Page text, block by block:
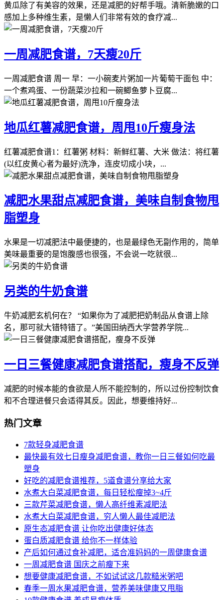
黄瓜除了有美容的效果，还是减肥的好帮手哦。清新脆嫩的口
感加上多种维生素，是懒人们非常有效的食疗减...
一周减肥食谱，7天瘦20斤
一周减肥食谱 周一 早：一小碗麦片粥加一片葡萄干面包 中：
一个煮鸡蛋、一份蔬菜沙拉和一碗鲫鱼萝卜豆腐...
地瓜红薯减肥食谱，周甩10斤瘦身法
红薯减肥食谱1：红薯粥 材料：新鲜红薯、大米 做法：将红薯
(以红皮黄心者为最好)洗净，连皮切成小块，...
减肥水果甜点减肥食谱，美味自制食物甩
脂塑身
水果是一切减肥法中最便捷的，也是最绿色无副作用的，简单
美味最重要的是饱腹感也很强，不会说一吃就很...
另类的牛奶食谱
牛奶减肥玄机何在？ “如果你为了减肥把奶制品从食谱上除
名，那可就大错特错了。”美国田纳西大学营养学院...
一日三餐健康减肥食谱搭配，瘦身不反弹
减肥的时候本能的食欲是人所不能控制的，所以过份控制饮食
和不合理进餐只会适得其反。因此，想要维持好...
热门文章
7款轻身减肥食谱
最快最有效七日瘦身减肥食谱，教你一日三餐如何吃最
塑身
好吃的减肥食谱推荐，5道食谱分享给大家
水煮大白菜减肥食谱，每日轻松瘦掉3~4斤
三款芹菜减肥食谱，懒人高纤维素减肥法
水煮大白菜减肥食谱，穷人懒人最佳减肥法
原生态减肥食谱 让你吃出健康好体态
蛋白质减肥食谱 给你不一样体验
产后如何通过食补减肥，适合准妈妈的一周健康食谱
一周减肥食谱 国庆之前瘦下来
想要健康减肥食谱，不如试试这几款糙米粥吧
春季一周水果减肥食谱，营养美味健康又甩脂